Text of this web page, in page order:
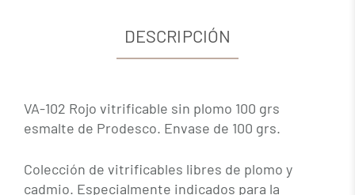
DESCRIPCIÓN
VA-102 Rojo vitrificable sin plomo 100 grs
esmalte de Prodesco. Envase de 100 grs.
Colección de vitrificables libres de plomo y
cadmio. Especialmente indicados para la